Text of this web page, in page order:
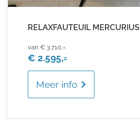
RELAXFAUTEUIL MERCURIUS
€ 3.710,=
€ 2.595,=
Meer info